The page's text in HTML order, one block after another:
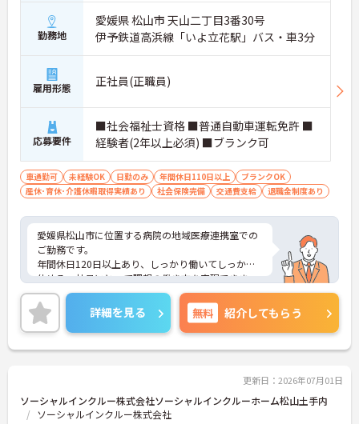
勤務地
愛媛県 松山市 天山二丁目3番30号
伊予鉄道高浜線「いよ立花駅」バス・車3分
雇用形態 正社員(正職員)
応募要件
■社会福祉士資格 ■普通自動車運転免許 ■
経験者(2年以上必須) ■ブランク可
車通勤可 未経験OK 日勤のみ 年間休日110日以上
ブランクOK
産休･育休･介護休暇取得実績あり
社会保険完備 交通費支給 退職金制度あり
愛媛県松山市に位置する病院の地域医療連携室での
ご勤務です。
年間休日120日以上あり、しっかり働いてしっかり
休める、社員にとって理想の働き方を実現できま
す。
残業少なめ、17時定時なので、プライベートも大切
にしながら働くことができます。
ご興味をお持ちの方はお気軽にお問い合わせくださ
い。
詳細を見る 無料 紹介してもらう
更新日：2026年07月01日
ソーシャルインクルー株式会社ソーシャルインクルーホーム松山土手内
ソーシャルインクルー株式会社